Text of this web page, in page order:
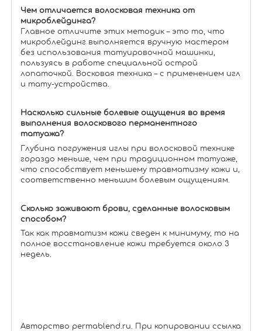
Чем отличается волосковая техника от
микроблейдинга?
Главное отличите этих методик – это то, что
микроблейдинг выполняется вручную мастером
без использования татуировочной машинки,
пользуясь в работе специальной острой
лопаточкой. Восковая техника – с применением игл
и тату-устройства.
Насколько сильные болевые ощущения во время
выполнения волоскового перманентного
татуажа?
Глубина погружения иглы при волосковой технике
гораздо меньше, чем при традиционном татуаже,
что способствует меньшему травматизму кожи и,
соответственно меньшим болевым ощущениям.
Сколько заживают брови, сделанные волосковым
способом?
Так как травматизм кожи сведен к минимуму, то на
полное восстановление кожи требуется около 3
недель.
Авторство permablend.ru. При копировании ссылка